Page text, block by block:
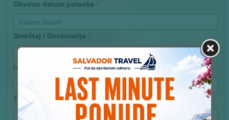
Okviran datum polaska *
Smeštaj / Destinacija *
Ime
Telefon